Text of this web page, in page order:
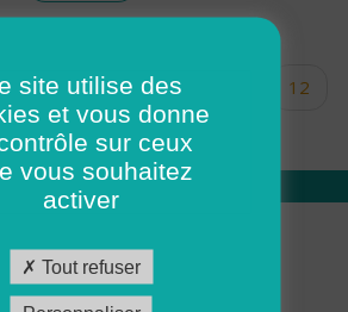
… 10
12
15 16 17
Qui sommes nous
Académie ADMR
site utilise des
et vous donne
sur ceux
vous souhaitez
activer
Tout refuser